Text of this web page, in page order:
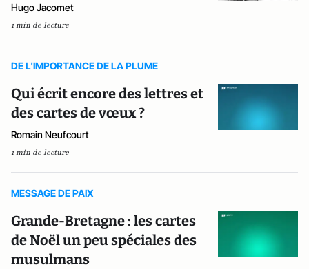
Hugo Jacomet
1 min de lecture
DE L'IMPORTANCE DE LA PLUME
Qui écrit encore des lettres et
des cartes de vœux ?
Romain Neufcourt
1 min de lecture
MESSAGE DE PAIX
Grande-Bretagne : les cartes
de Noël un peu spéciales des
musulmans